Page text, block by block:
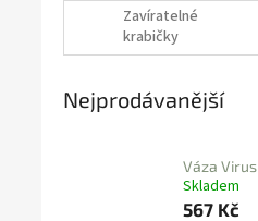
Zavíratelné
krabičky
Nejprodávanější
Váza Virus
Skladem
567 Kč